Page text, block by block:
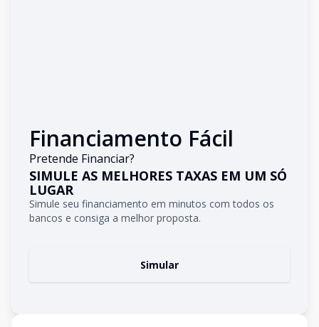
Financiamento Fácil
Pretende Financiar?
SIMULE AS MELHORES TAXAS EM UM SÓ
LUGAR
Simule seu financiamento em minutos com todos os
bancos e consiga a melhor proposta.
Simular